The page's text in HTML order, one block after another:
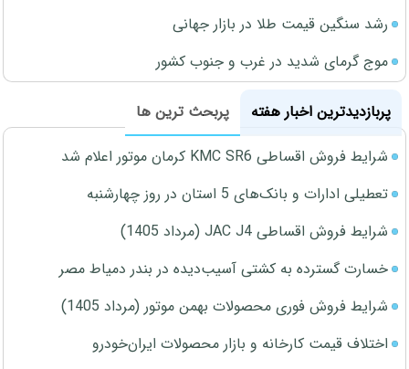
رشد سنگین قیمت طلا در بازار جهانی
موج گرمای شدید در غرب و جنوب کشور
پربازدیدترین اخبار هفته
پربحث ترین ها
شرایط فروش اقساطی KMC SR6 کرمان موتور اعلام شد
تعطیلی ادارات و بانک‌های 5 استان در روز چهارشنبه
شرایط فروش اقساطی JAC J4 (مرداد 1405)
خسارت گسترده به کشتی آسیب‌دیده در بندر دمیاط مصر
شرایط فروش فوری محصولات بهمن موتور (مرداد 1405)
اختلاف قیمت کارخانه و بازار محصولات ایران‌خودرو